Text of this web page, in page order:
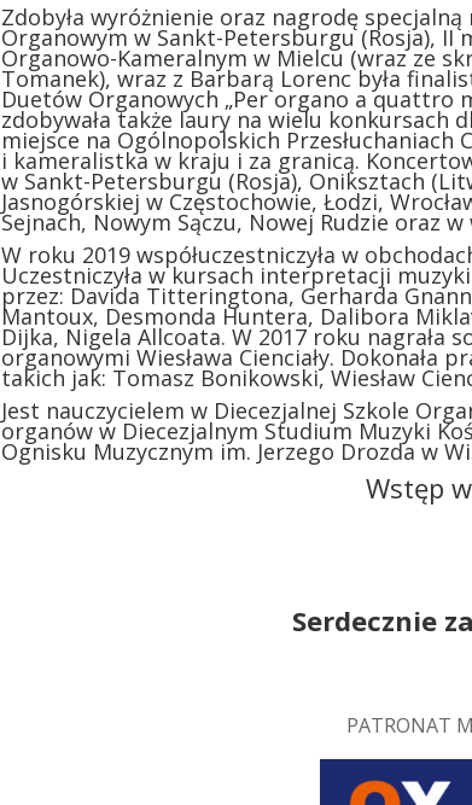
Zdobyła wyróżnienie oraz nagrodę
Organowym w Sankt-Petersburgu (Rosja), II
Organowo-Kameralnym w Mielcu (wraz ze
Tomanek), wraz z Barbarą Lorenc była
Duetów Organowych „Per organo a quattro
zdobywała także laury na wielu konkursach
miejsce na Ogólnopolskich Przesłuchaniach
i kameralistka w kraju i za granicą.
w Sankt-Petersburgu (Rosja), Oniksztach
Jasnogórskiej w Częstochowie, Łodzi,
Sejnach, Nowym Sączu, Nowej Rudzie oraz
W roku 2019 współuczestniczyła w
Uczestniczyła w kursach interpretacji
przez: Davida Titteringtona, Gerharda
Mantoux, Desmonda Huntera, Dalibora
Dijka, Nigela Allcoata. W 2017 roku nagrała
organowymi Wiesława Cienciały.
takich jak: Tomasz Bonikowski, Wiesław
Jest nauczycielem w Diecezjalnej Szkole
organów w Diecezjalnym Studium Muzyki
Ognisku Muzycznym im. Jerzego Drozda w
Wstęp
Serdecznie
PATRONAT